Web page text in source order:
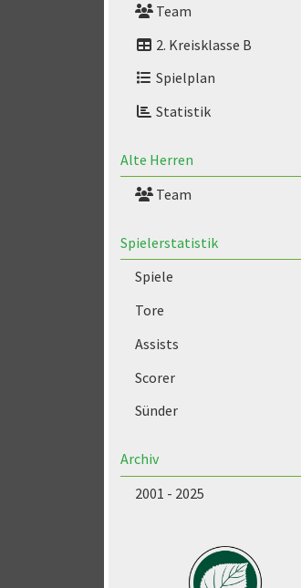
Team
2. Kreisklasse B
Spielplan
Statistik
Alte Herren
Team
Spielerstatistik
Spiele
Tore
Assists
Scorer
Sünder
Archiv
2001 - 2025